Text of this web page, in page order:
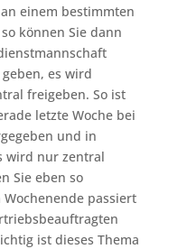
einem bestimmten
können Sie dann
es wird
freigeben. So ist
letzte Woche bei
und in
wird nur zentral
Sie eben so
passiert
ist dieses Thema